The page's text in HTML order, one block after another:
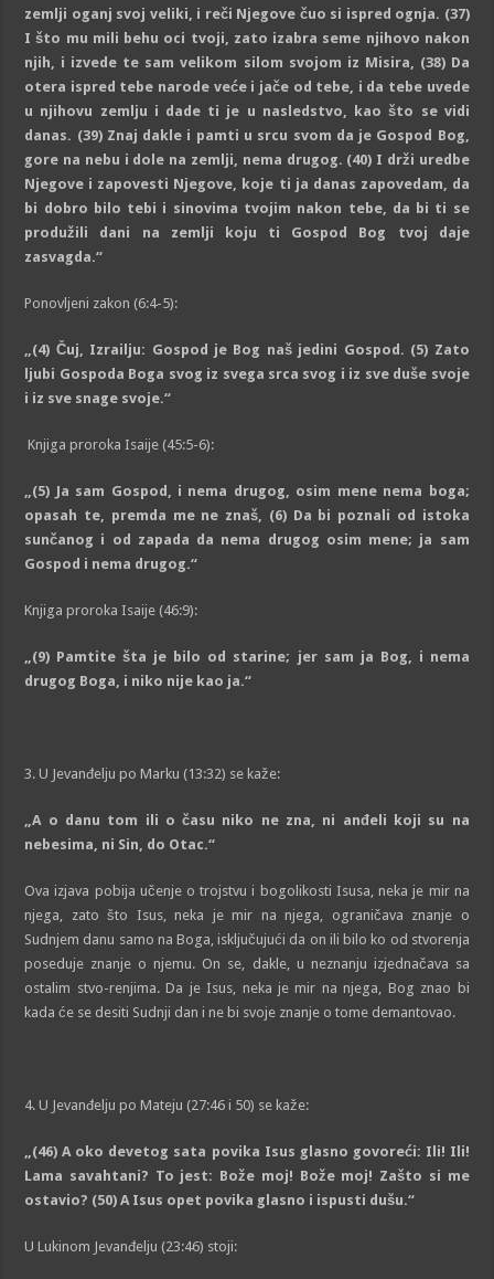
zemlji oganj svoj veliki, i reči Njegove čuo si ispred ognja. (37)
I što mu mili behu oci tvoji, zato izabra seme njihovo nakon
njih, i izvede te sam velikom silom svojom iz Misira, (38) Da
otera ispred tebe narode veće i jače od tebe, i da tebe uvede
u njihovu zemlju i dade ti je u nasledstvo, kao što se vidi
danas. (39) Znaj dakle i pamti u srcu svom da je Gospod Bog,
gore na nebu i dole na zemlji, nema drugog. (40) I drži uredbe
Njegove i zapovesti Njegove, koje ti ja danas zapovedam, da
bi dobro bilo tebi i sinovima tvojim nakon tebe, da bi ti se
produžili dani na zemlji koju ti Gospod Bog tvoj daje
zasvagda.“
Ponovljeni zakon (6:4-5):
„(4) Čuj, Izrailju: Gospod je Bog naš jedini Gospod. (5) Zato
ljubi Gospoda Boga svog iz svega srca svog i iz sve duše svoje
i iz sve snage svoje.“
Knjiga proroka Isaije (45:5-6):
„(5) Ja sam Gospod, i nema drugog, osim mene nema boga;
opasah te, premda me ne znaš, (6) Da bi poznali od istoka
sunčanog i od zapada da nema drugog osim mene; ja sam
Gospod i nema drugog.“
Knjiga proroka Isaije (46:9):
„(9) Pamtite šta je bilo od starine; jer sam ja Bog, i nema
drugog Boga, i niko nije kao ja.“
3. U Jevanđelju po Marku (13:32) se kaže:
„A o danu tom ili o času niko ne zna, ni anđeli koji su na
nebesima, ni Sin, do Otac.“
Ova izjava pobija učenje o trojstvu i bogolikosti Isusa, neka je mir na
njega, zato što Isus, neka je mir na njega, ograničava znanje o
Sudnjem danu samo na Boga, isključujući da on ili bilo ko od stvorenja
poseduje znanje o njemu. On se, dakle, u neznanju izjednačava sa
ostalim stvo-renjima. Da je Isus, neka je mir na njega, Bog znao bi
kada će se desiti Sudnji dan i ne bi svoje znanje o tome demantovao.
4. U Jevanđelju po Mateju (27:46 i 50) se kaže:
„(46)A oko devetog sata povika Isus glasno govoreći: Ili! Ili!
Lama savahtani? To jest: Bože moj! Bože moj! Zašto si me
ostavio? (50)A Isus opet povika glasno i ispusti dušu.“
U Lukinom Jevanđelju (23:46) stoji: